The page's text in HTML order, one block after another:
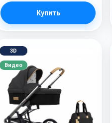
Купить
3D
Видео